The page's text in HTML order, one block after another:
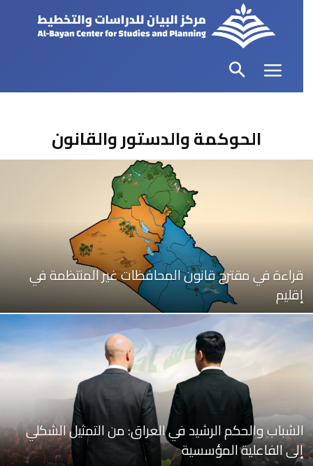
الحوكمة والدستور والقانون
قراءة في مقترح قانون المحافظات غير المنتظمة في
إقليم
الشباب والحكم الرشيد في العراق: من التمثيل الشكلي
إلى الفاعلية المؤسسية